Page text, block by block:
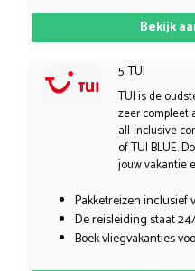
Bekijk
5. TUI
TUI is de
zeer compleet
all-inclusive
of TUI BLUE.
jouw vakantie
Pakketreizen inclusief
De reisleiding staat
Boek vliegvakanties